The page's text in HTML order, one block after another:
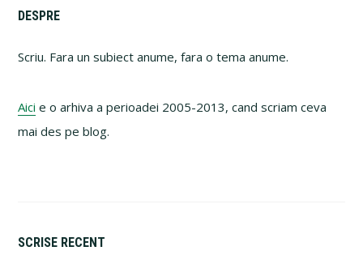
Primary
Sidebar
DESPRE
Scriu. Fara un subiect anume, fara o tema anume.
Aici e o arhiva a perioadei 2005-2013, cand scriam ceva
mai des pe blog.
SCRISE RECENT